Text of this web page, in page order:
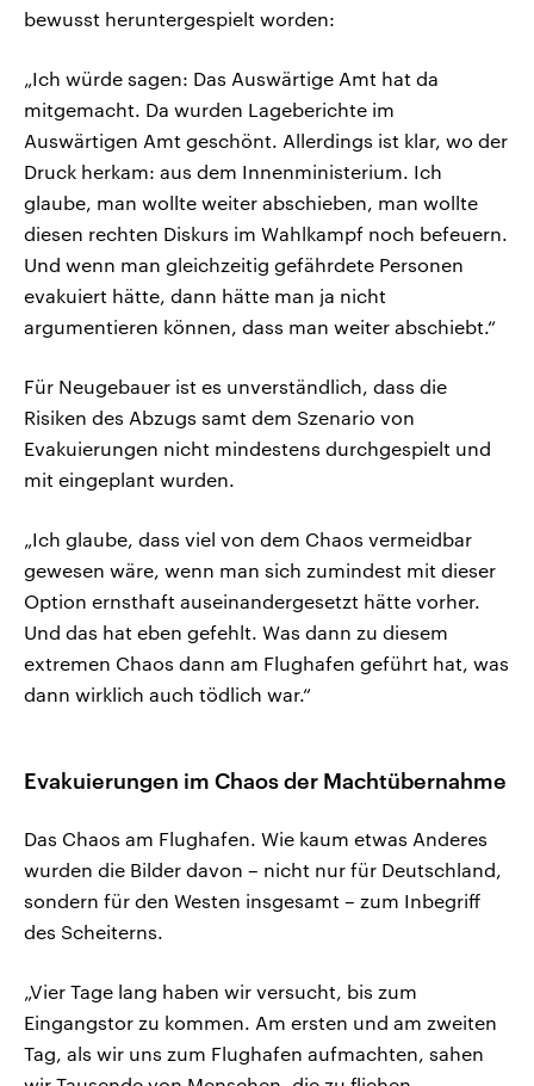
bewusst heruntergespielt worden:
„Ich würde sagen: Das Auswärtige Amt hat da
mitgemacht. Da wurden Lageberichte im
Auswärtigen Amt geschönt. Allerdings ist klar, wo der
Druck herkam: aus dem Innenministerium. Ich
glaube, man wollte weiter abschieben, man wollte
diesen rechten Diskurs im Wahlkampf noch befeuern.
Und wenn man gleichzeitig gefährdete Personen
evakuiert hätte, dann hätte man ja nicht
argumentieren können, dass man weiter abschiebt.“
Für Neugebauer ist es unverständlich, dass die
Risiken des Abzugs samt dem Szenario von
Evakuierungen nicht mindestens durchgespielt und
mit eingeplant wurden.
„Ich glaube, dass viel von dem Chaos vermeidbar
gewesen wäre, wenn man sich zumindest mit dieser
Option ernsthaft auseinandergesetzt hätte vorher.
Und das hat eben gefehlt. Was dann zu diesem
extremen Chaos dann am Flughafen geführt hat, was
dann wirklich auch tödlich war.“
Evakuierungen im Chaos der Machtübernahme
Das Chaos am Flughafen. Wie kaum etwas Anderes
wurden die Bilder davon – nicht nur für Deutschland,
sondern für den Westen insgesamt – zum Inbegriff
des Scheiterns.
„Vier Tage lang haben wir versucht, bis zum
Eingangstor zu kommen. Am ersten und am zweiten
Tag, als wir uns zum Flughafen aufmachten, sahen